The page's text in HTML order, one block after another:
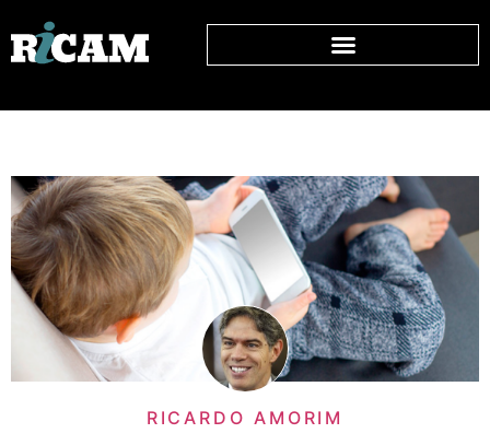
RICARDO AMORIM